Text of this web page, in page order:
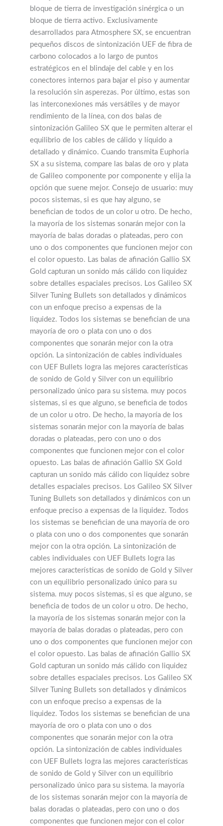
bloque de tierra de investigación sinérgica o un
bloque de tierra activo. Exclusivamente
desarrollados para Atmosphere SX, se encuentran
pequeños discos de sintonización UEF de fibra de
carbono colocados a lo largo de puntos
estratégicos en el blindaje del cable y en los
conectores internos para bajar el piso y aumentar
la resolución sin asperezas. Por último, estas son
las interconexiones más versátiles y de mayor
rendimiento de la línea, con dos balas de
sintonización Galileo SX que le permiten alterar el
equilibrio de los cables de cálido y líquido a
detallado y dinámico. Cuando transmita Euphoria
SX a su sistema, compare las balas de oro y plata
de Galileo componente por componente y elija la
opción que suene mejor. Consejo de usuario: muy
pocos sistemas, si es que hay alguno, se
benefician de todos de un color u otro. De hecho,
la mayoría de los sistemas sonarán mejor con la
mayoría de balas doradas o plateadas, pero con
uno o dos componentes que funcionen mejor con
el color opuesto. Las balas de afinación Gallio SX
Gold capturan un sonido más cálido con liquidez
sobre detalles espaciales precisos. Los Galileo SX
Silver Tuning Bullets son detallados y dinámicos
con un enfoque preciso a expensas de la
liquidez. Todos los sistemas se benefician de una
mayoría de oro o plata con uno o dos
componentes que sonarán mejor con la otra
opción. La sintonización de cables individuales
con UEF Bullets logra las mejores características
de sonido de Gold y Silver con un equilibrio
personalizado único para su sistema. muy pocos
sistemas, si es que alguno, se beneficia de todos
de un color u otro. De hecho, la mayoría de los
sistemas sonarán mejor con la mayoría de balas
doradas o plateadas, pero con uno o dos
componentes que funcionen mejor con el color
opuesto. Las balas de afinación Gallio SX Gold
capturan un sonido más cálido con liquidez sobre
detalles espaciales precisos. Los Galileo SX Silver
Tuning Bullets son detallados y dinámicos con un
enfoque preciso a expensas de la liquidez. Todos
los sistemas se benefician de una mayoría de oro
o plata con uno o dos componentes que sonarán
mejor con la otra opción. La sintonización de
cables individuales con UEF Bullets logra las
mejores características de sonido de Gold y Silver
con un equilibrio personalizado único para su
sistema. muy pocos sistemas, si es que alguno, se
beneficia de todos de un color u otro. De hecho,
la mayoría de los sistemas sonarán mejor con la
mayoría de balas doradas o plateadas, pero con
uno o dos componentes que funcionen mejor con
el color opuesto. Las balas de afinación Gallio SX
Gold capturan un sonido más cálido con liquidez
sobre detalles espaciales precisos. Los Galileo SX
Silver Tuning Bullets son detallados y dinámicos
con un enfoque preciso a expensas de la
liquidez. Todos los sistemas se benefician de una
mayoría de oro o plata con uno o dos
componentes que sonarán mejor con la otra
opción. La sintonización de cables individuales
con UEF Bullets logra las mejores características
de sonido de Gold y Silver con un equilibrio
personalizado único para su sistema. la mayoría
de los sistemas sonarán mejor con la mayoría de
balas doradas o plateadas, pero con uno o dos
componentes que funcionen mejor con el color